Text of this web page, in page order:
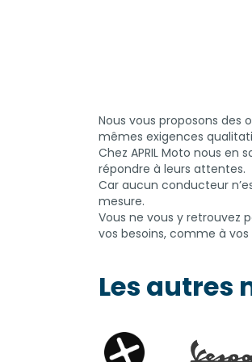
Nous vous proposons des
mêmes exigences
Chez APRIL Moto nous
répondre à leurs attentes.
Car aucun conducteur
mesure.
Vous ne vous y retrouvez
vos besoins, comme à vos
Les autres